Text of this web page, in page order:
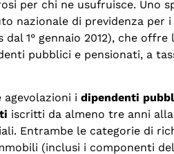
per chi ne usufruisce. Uno
nazionale di previdenza per
1° gennaio 2012), che
pubblici e pensionati, a
agevolazioni i dipendenti
iscritti da almeno tre anni alla
Entrambe le categorie di
(inclusi i componenti